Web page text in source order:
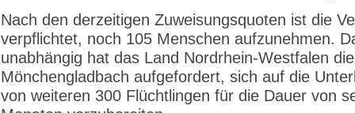
Nach den derzeitigen Zuweisungsquoten ist die
verpflichtet, noch 105 Menschen aufzunehmen.
unabhängig hat das Land Nordrhein-Westfalen
Mönchengladbach aufgefordert, sich auf die
von weiteren 300 Flüchtlingen für die Dauer von